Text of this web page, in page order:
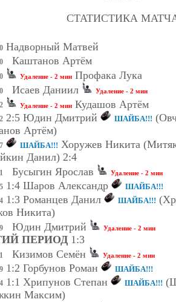
СТАТИСТИКА
Надворный Матвей
Каштанов Артём
Удаление - 2 мин Профака Лука
Исаев Даниил Удаление - 2 мин
Удаление - 2 мин Кудашов Артём
2:5 Юдин Дмитрий ШАЙБА!!!
Артём)
ШАЙБА!!! Хоружев Никита
Данил) 2:4
Бусыгин Ярослав Удаление - 2 мин
1:4 Шаров Александр ШАЙБА!!!
1:3 Романцев Данил ШАЙБА!!!
Никита)
Юдин Дмитрий Удаление - 2 мин
ПЕРИОД 1:3
Кизимов Семён Удаление - 2 мин
1:2 Горбунов Роман ШАЙБА!!!
1:1 Хрипунов Степан ШАЙБА!!!
Максим)